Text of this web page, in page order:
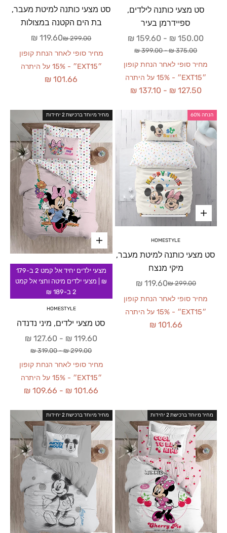
סט מצעי כותנה לילדים,
ספיידרמן בעיר
מחיר מבצע
150.00 ₪
-
159.60 ₪
מחיר רגיל
375.00 ₪
-
399.00 ₪
מחיר סופי לאחר הנחת קופון
״EXT15״ - 15% על היתרה
127.50 ₪
-
137.10 ₪
סט מצעי כותנה למיטת מעבר,
בת הים הקטנה במצולות
מחיר מבצע
119.60 ₪ מחיר רגיל
299.00 ₪
מחיר סופי לאחר הנחת קופון
״EXT15״ - 15% על היתרה
101.66 ₪
הנחה 60%
HOMESTYLE
סט מצעי כותנה למיטת מעבר,
מיקי מנצח
מחיר מבצע
119.60 ₪ מחיר רגיל
299.00 ₪
מחיר סופי לאחר הנחת קופון
״EXT15״ - 15% על היתרה
101.66 ₪
מחיר מיוחד ברכישת 2 יחידות
מצעי ילדים יחיד אל קמט 2 ב-179
₪ | מצעי ילדים מיטה וחצי אל קמט
2 ב-189 ₪
HOMESTYLE
סט מצעי ילדים, מיני נדנדה
מחיר מבצע
119.60 ₪
-
127.60 ₪
מחיר רגיל
299.00 ₪
-
319.00 ₪
מחיר סופי לאחר הנחת קופון
״EXT15״ - 15% על היתרה
101.66 ₪
-
109.66 ₪
מחיר מיוחד ברכישת 2 יחידות מחיר מיוחד ברכישת 2 יחידות